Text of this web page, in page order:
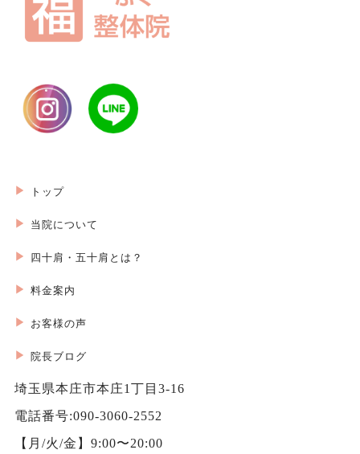
トップ
当院について
四十肩・五十肩とは？
料金案内
お客様の声
院長ブログ
埼玉県本庄市本庄1丁目3-16
電話番号:090-3060-2552
【月/火/金】9:00〜20:00